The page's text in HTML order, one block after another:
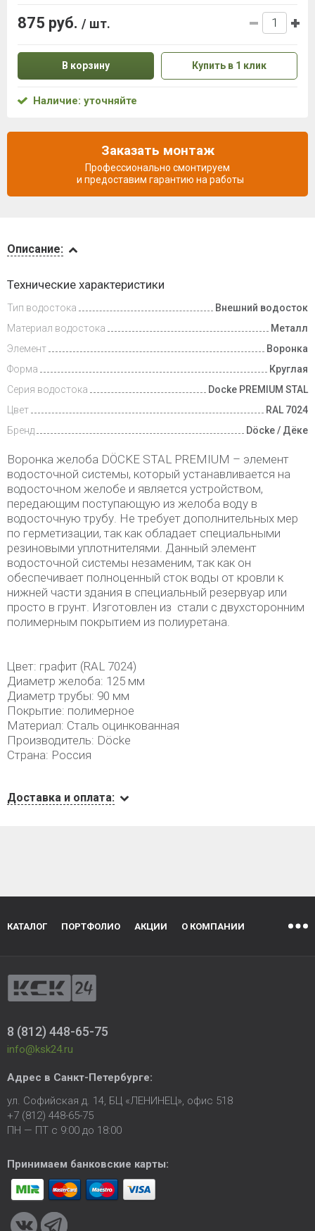
и оплата
Описание:
Технические характеристики
Тип водостока
Внешний водосток
Материал водостока
Металл
Элемент
Воронка
Форма
Круглая
Серия водостока
Docke PREMIUM STAL
Цвет
RAL 7024
Бренд
Döcke / Дёке
Воронка желоба DÖCKE STAL PREMIUM – элемент
водосточной системы, который устанавливается на
водосточном желобе и является устройством,
передающим поступающую из желоба воду в
водосточную трубу. Не требует дополнительных мер
по герметизации, так как обладает специальными
резиновыми уплотнителями. Данный элемент
водосточной системы незаменим, так как он
обеспечивает полноценный сток воды от кровли к
нижней части здания в специальный резервуар или
просто в грунт. Изготовлен из стали с двухсторонним
полимерным покрытием из полиуретана.
Цвет: графит (RAL 7024)
Диаметр желоба: 125 мм
Диаметр трубы: 90 мм
Покрытие: полимерное
Материал: Сталь оцинкованная
Производитель: Döcke
Страна: Россия
Доставка и оплата:
875 руб. / шт.
В корзину Купить в 1 клик
Наличие: уточняйте
Заказать монтаж
Профессионально смонтируем
и предоставим гарантию на работы
КАТАЛОГ ПОРТФОЛИО АКЦИИ О КОМПАНИИ
8 (812) 448-65-75
info@ksk24.ru
Адрес в Санкт-Петербурге:
ул. Софийская д. 14, БЦ «ЛЕНИНЕЦ», офис 518
+7 (812) 448-65-75
ПН — ПТ с 9:00 до 18:00
Принимаем банковские карты: